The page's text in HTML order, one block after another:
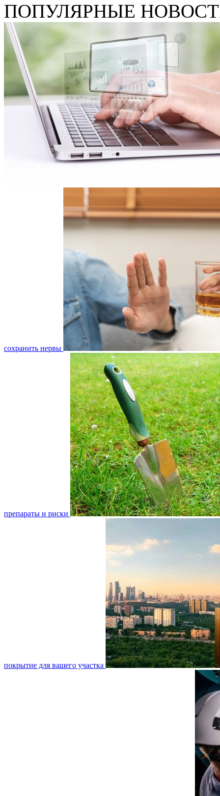
ПОПУЛЯРНЫЕ
сохранить нервы
препараты и риски
покрытие для вашего участка